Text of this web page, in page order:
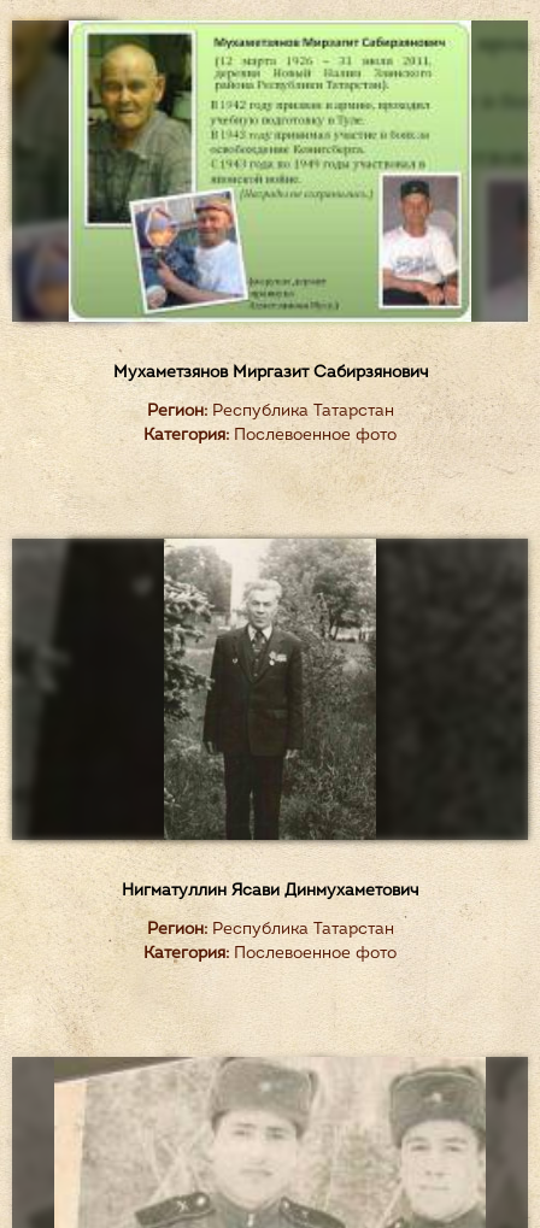
Мухаметзянов Миргазит Сабирзянович
Регион:Республика Татарстан
Категория:Послевоенное фото
Нигматуллин Ясави Динмухаметович
Регион:Республика Татарстан
Категория: Послевоенное фото